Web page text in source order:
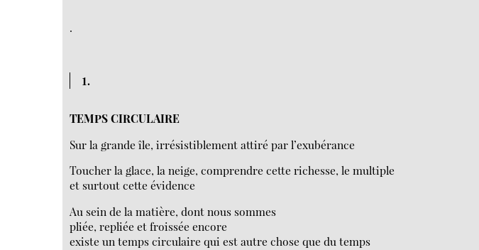
.
1.
TEMPS CIRCULAIRE
Sur la grande île, irrésistiblement attiré par l’exubérance
Toucher la glace, la neige, comprendre cette richesse, le multiple
et surtout cette évidence
Au sein de la matière, dont nous sommes
pliée, repliée et froissée encore
existe un temps circulaire qui est autre chose que du temps